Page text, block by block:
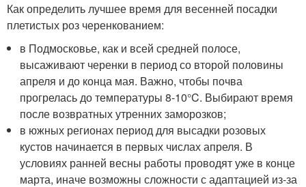
Как определить лучшее время для весенней посадки
плетистых роз черенкованием:
в Подмосковье, как и всей средней полосе,
высаживают черенки в период со второй половины
апреля и до конца мая. Важно, чтобы почва
прогрелась до температуры 8-10°C. Выбирают время
после возвратных утренних заморозков;
в южных регионах период для высадки розовых
кустов начинается в первых числах апреля. В
условиях ранней весны работы проводят уже в конце
марта, иначе возможны сложности с адаптацией из-за